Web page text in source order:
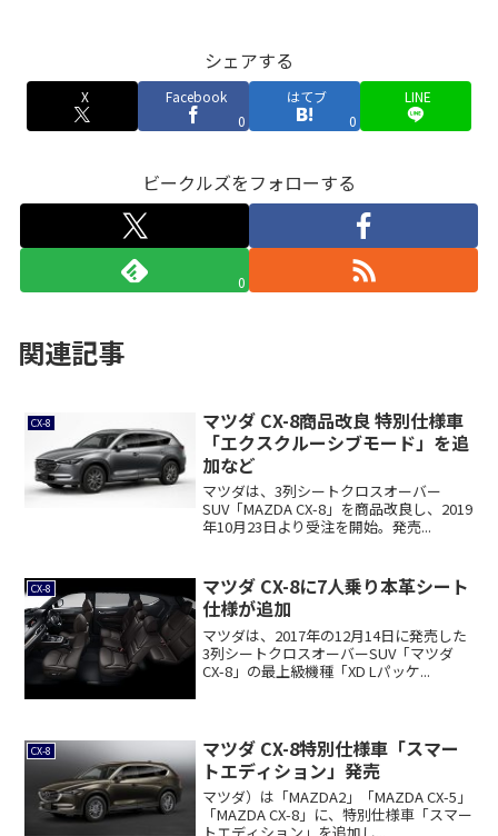
シェアする
X
Facebook
0
はてブ
0
LINE
ビークルズをフォローする
0
関連記事
CX-8
マツダ CX-8商品改良 特別仕様車
「エクスクルーシブモード」を追
加など
マツダは、3列シートクロスオーバー
SUV「MAZDA CX-8」を商品改良し、2019
年10月23日より受注を開始。発売...
CX-8
マツダ CX-8に7人乗り本革シート
仕様が追加
マツダは、2017年の12月14日に発売した
3列シートクロスオーバーSUV「マツダ
CX-8」の最上級機種「XD Lパッケ...
CX-8
マツダ CX-8特別仕様車「スマー
トエディション」発売
マツダ）は「MAZDA2」「MAZDA CX-5」
「MAZDA CX-8」に、特別仕様車「スマー